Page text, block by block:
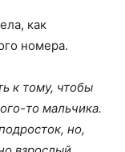
как
номера.
к тому, чтобы
то мальчика.
но,